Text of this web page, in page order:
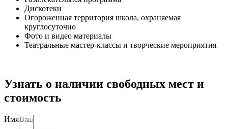
Дискотеки
Огороженная территория школа, охраняемая
круглосуточно
Фото и видео материалы
Театральные мастер-классы и творческие мероприятия
Узнать о наличии свободных мест и
стоимость
Имя